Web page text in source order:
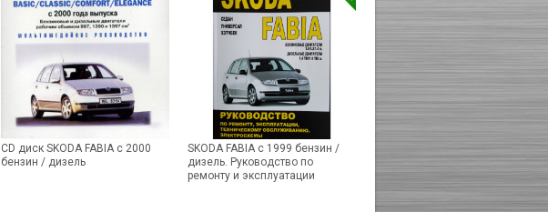
CD диск SKODA FABIA с 2000
бензин / дизель
SKODA FABIA с 1999 бензин /
дизель. Руководство по
ремонту и эксплуатации